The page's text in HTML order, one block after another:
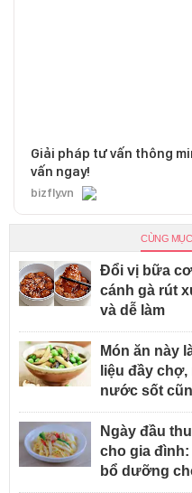
Giải pháp tư vấn thông
vấn ngay!
bizfly.vn
CÙNG MỤC
Đổi vị bữa
cánh gà rút
và dễ làm
Món ăn này
liệu đầy
nước sốt
Ngày đầu
cho gia
bổ dưỡng